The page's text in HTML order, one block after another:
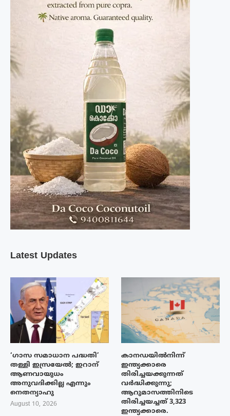
Latest Updates
‘ഗാസ സമാധാന പദ്ധതി’
തള്ളി ഇസ്രയേൽ; ഇറാന്
ആണവായുധം
അനുവദിക്കില്ല എന്നും
നെതന്യാഹു
August 10, 2026
കാനഡയിൽനിന്ന്
ഇന്ത്യക്കാരെ
തിരിച്ചയക്കുന്നത്
വർദ്ധിക്കുന്നു;
ആറുമാസത്തിനിടെ
തിരിച്ചയച്ചത് 3,323
ഇന്ത്യക്കാരെ.